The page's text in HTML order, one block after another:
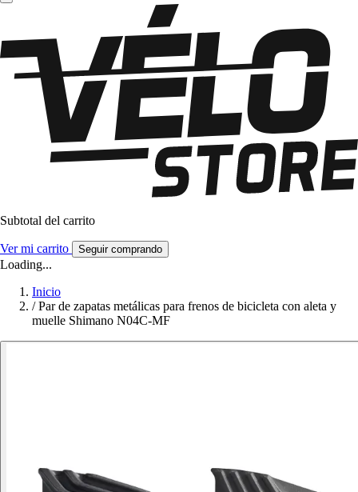
Subtotal del carrito
Ver mi carrito Seguir comprando
Loading...
Inicio
/ Par de zapatas metálicas para frenos de bicicleta con aleta y
muelle Shimano N04C-MF